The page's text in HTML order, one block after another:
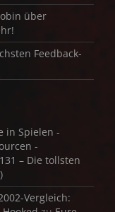
über
Feedback-
in Spielen -
-
– Die tollsten
Vergleich: